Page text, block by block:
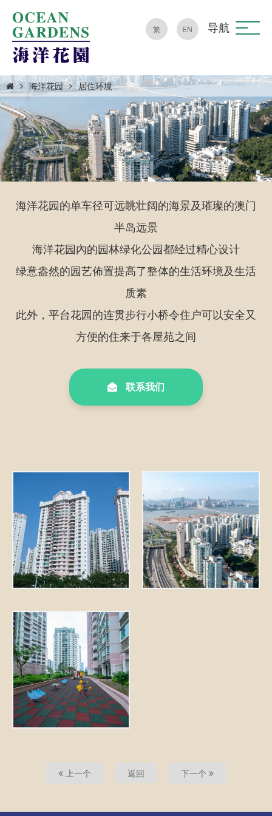
繁 EN 导航
海洋花园 居住环境
海洋花园的单车径可远眺壮阔的海景及璀璨的澳门
半岛远景
海洋花园內的园林绿化公园都经过精心设计
绿意盎然的园艺佈置提高了整体的生活环境及生活
质素
此外，平台花园的连贯步行小桥令住户可以安全又
方便的住来于各屋苑之间
联系我们
上一个 返回 下一个